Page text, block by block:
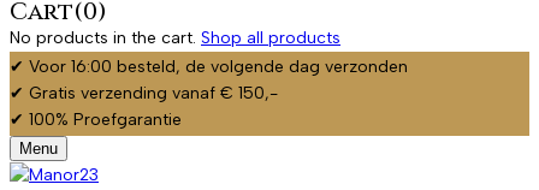
Cart(0)
No products in the cart. Shop all products
✔ Voor 16:00 besteld, de volgende dag verzonden
✔ Gratis verzending vanaf € 150,-
✔ 100% Proefgarantie
Menu